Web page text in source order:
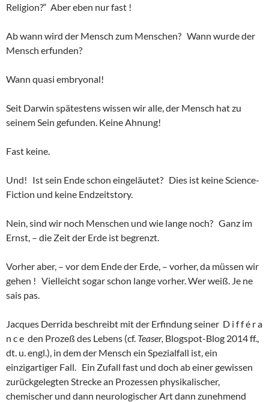
Religion?“ Aber eben nur fast !
Ab wann wird der Mensch zum Menschen? Wann wurde der
Mensch erfunden?
Wann quasi embryonal!
Seit Darwin spätestens wissen wir alle, der Mensch hat zu
seinem Sein gefunden. Keine Ahnung!
Fast keine.
Und! Ist sein Ende schon eingeläutet? Dies ist keine Science-
Fiction und keine Endzeitstory.
Nein, sind wir noch Menschen und wie lange noch? Ganz im
Ernst, – die Zeit der Erde ist begrenzt.
Vorher aber, – vor dem Ende der Erde, – vorher, da müssen wir
gehen ! Vielleicht sogar schon lange vorher. Wer weiß. Je ne
sais pas.
Jacques Derrida beschreibt mit der Erfindung seiner D i f f é r a
n c e den Prozeß des Lebens (cf. Teaser, Blogspot-Blog 2014 ff.,
dt. u. engl.), in dem der Mensch ein Spezialfall ist, ein
einzigartiger Fall. Ein Zufall fast und doch ab einer gewissen
zurückgelegten Strecke an Prozessen physikalischer,
chemischer und dann neurologischer Art dann zunehmend